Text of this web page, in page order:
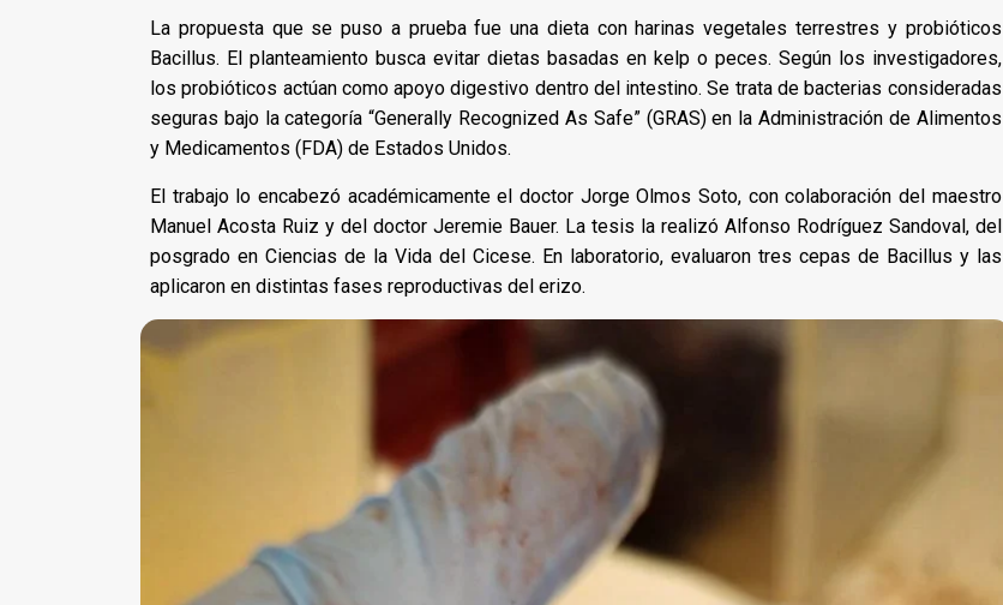
La propuesta que se puso a prueba fue una dieta con harinas vegetales terrestres y probióticos
Bacillus. El planteamiento busca evitar dietas basadas en kelp o peces. Según los investigadores,
los probióticos actúan como apoyo digestivo dentro del intestino. Se trata de bacterias consideradas
seguras bajo la categoría “Generally Recognized As Safe” (GRAS) en la Administración de Alimentos
y Medicamentos (FDA) de Estados Unidos.
El trabajo lo encabezó académicamente el doctor Jorge Olmos Soto, con colaboración del maestro
Manuel Acosta Ruiz y del doctor Jeremie Bauer. La tesis la realizó Alfonso Rodríguez Sandoval, del
posgrado en Ciencias de la Vida del Cicese. En laboratorio, evaluaron tres cepas de Bacillus y las
aplicaron en distintas fases reproductivas del erizo.